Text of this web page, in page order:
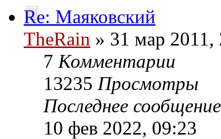
Re: Маяковский
TheRain » 31 мар 2011,
7 Комментарии
13235 Просмотры
Последнее
10 фев 2022, 09:23